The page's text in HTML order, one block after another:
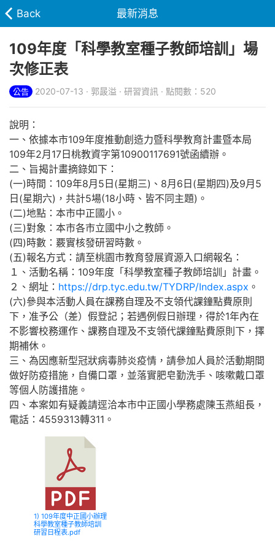
Back 最新消息
109年度「科學教室種子教師培訓」場
次修正表
公告 2020-07-13 · 郭晸溢 · 研習資訊 · 點閱數：520
說明：
一、依據本市109年度推動創造力暨科學教育計畫暨本局
109年2月17日桃教資字第10900117691號函續辦。
二、旨揭計畫摘錄如下：
(一)時間：109年8月5日(星期三)、8月6日(星期四)及9月5
日(星期六)，共計5場(18小時、皆不同主題)。
(二)地點：本市中正國小。
(三)對象：本市各市立國中小之教師。
(四)時數：覈實核發研習時數。
(五)報名方式：請至桃園市教育發展資源入口網報名：
１、活動名稱：109年度「科學教室種子教師培訓」計畫。
２、網址： https://drp.tyc.edu.tw/TYDRP/Index.aspx 。
(六)參與本活動人員在課務自理及不支領代課鐘點費原則
下，准予公（差）假登記；若遇例假日辦理，得於1年內在
不影響校務運作、課務自理及不支領代課鐘點費原則下，擇
期補休。
三、為因應新型冠狀病毒肺炎疫情，請參加人員於活動期間
做好防疫措施，自備口罩，並落實肥皂勤洗手、咳嗽戴口罩
等個人防護措施。
四、本案如有疑義請逕洽本市中正國小學務處陳玉燕組長，
電話：4559313轉311。
1) 109年度中正國小辦理
科學教室種子教師培訓
研習日程表.pdf